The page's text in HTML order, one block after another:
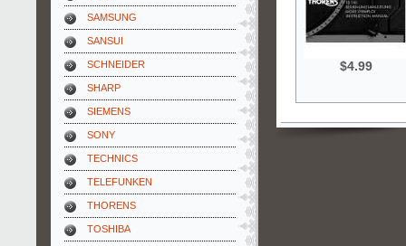
SAMSUNG
SANSUI
SCHNEIDER
SHARP
SIEMENS
SONY
TECHNICS
TELEFUNKEN
THORENS
TOSHIBA
$4.99